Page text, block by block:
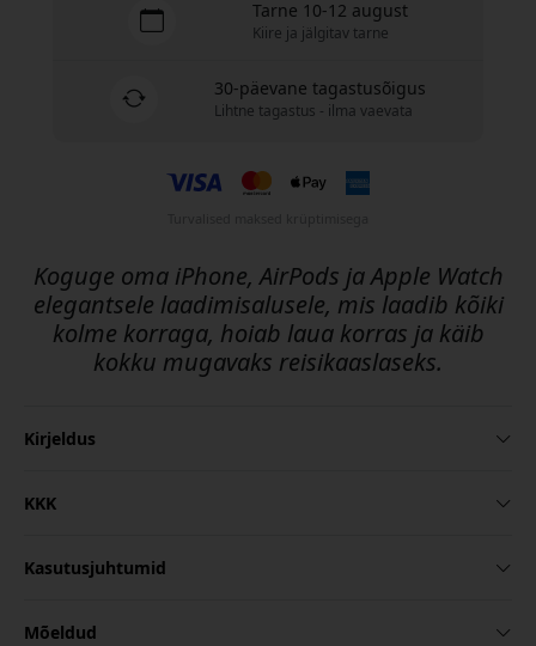
Tarne 10-12 august
Kiire ja jälgitav tarne
30-päevane tagastusõigus
Lihtne tagastus - ilma vaevata
Koguge oma iPhone, AirPods ja Apple Watch
elegantsele laadimisalusele, mis laadib kõiki
kolme korraga, hoiab laua korras ja käib
kokku mugavaks reisikaaslaseks.
Kirjeldus
KKK
Kasutusjuhtumid
Mõeldud